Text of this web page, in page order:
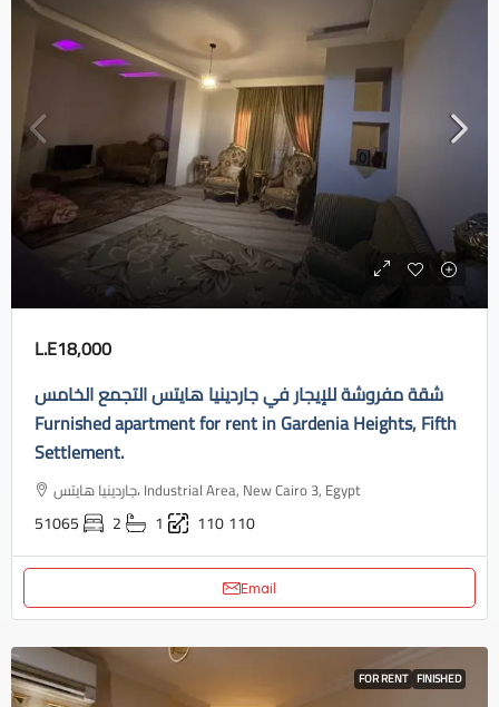
L.E18,000
شقة مفروشة للإيجار في جاردينيا هايتس التجمع الخامس
Furnished apartment for rent in Gardenia Heights, Fifth
Settlement.
جاردينيا هايتس، Industrial Area, New Cairo 3, Egypt
51065 2 1 110110
Email
FOR RENT FINISHED